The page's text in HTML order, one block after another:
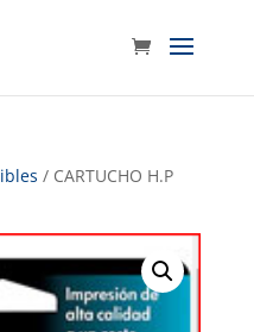
/ CARTUCHO H.P